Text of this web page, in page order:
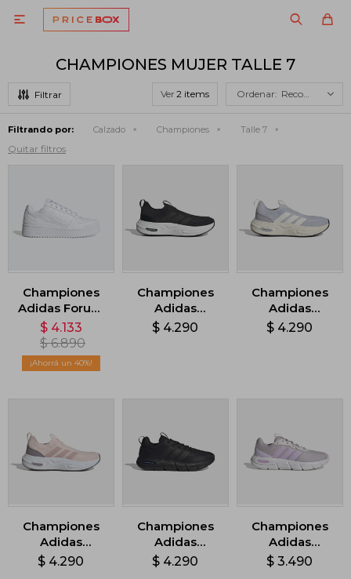

CHAMPIONES MUJER TALLE 7
Ver Recomendados
Filtrando por: Calzado Championes Talle 7
Quitar filtros
Championes
Adidas Forum
Bold - Blanco
$ 4.133
$ 6.890
40
Championes
Adidas
CloudFoam -
$ 4.290
Championes
Adidas
Cloudfoam
$ 4.290
Championes
Adidas
Cloudfoam
$ 4.290
Championes
Adidas
Cloudfoam
$ 4.290
Championes
Adidas
Cloudfoam
$ 3.490